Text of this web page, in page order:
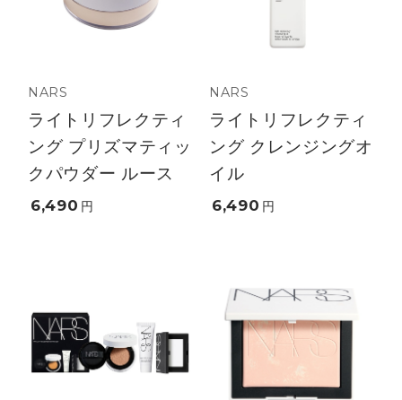
NARS
ライトリフレクティ
ング プリズマティッ
クパウダー ルース
6,490 円
NARS
ライトリフレクティ
ング クレンジングオ
イル
6,490 円